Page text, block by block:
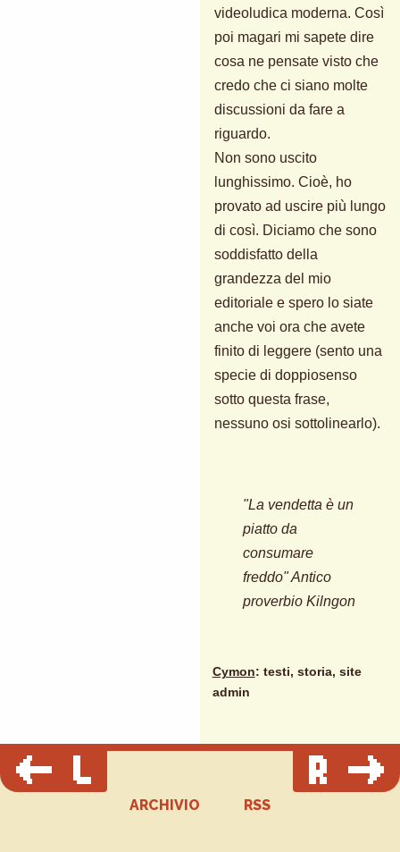
videoludica moderna. Così
poi magari mi sapete dire
cosa ne pensate visto che
credo che ci siano molte
discussioni da fare a
riguardo.
Non sono uscito
lunghissimo. Cioè, ho
provato ad uscire più lungo
di così. Diciamo che sono
soddisfatto della
grandezza del mio
editoriale e spero lo siate
anche voi ora che avete
finito di leggere (sento una
specie di doppiosenso
sotto questa frase,
nessuno osi sottolinearlo).
"La vendetta è un
piatto da
consumare
freddo" Antico
proverbio Kilngon
Cymon: testi, storia, site
admin
ARCHIVIO RSS